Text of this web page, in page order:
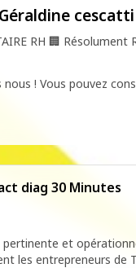
Géraldine cescatti
RH 🏢 Résolument
nous ! Vous pouvez
et sélectionner un
diag 30 Minutes
pertinente et
les entrepreneurs de